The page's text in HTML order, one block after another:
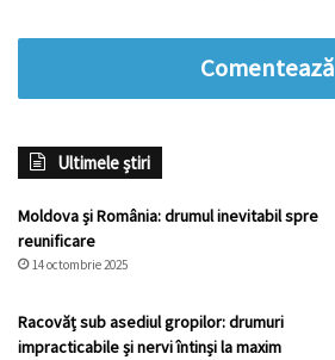
Comentează
Ultimele știri
Moldova și România: drumul inevitabil spre
reunificare
14 octombrie 2025
Racovăț sub asediul gropilor: drumuri
impracticabile și nervi întinși la maxim